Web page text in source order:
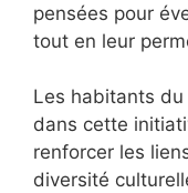
pensées pour
tout en leur
Les habitants
dans cette
renforcer les
diversité